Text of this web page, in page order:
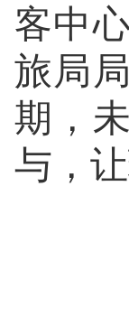
客中
旅局
期，
与，